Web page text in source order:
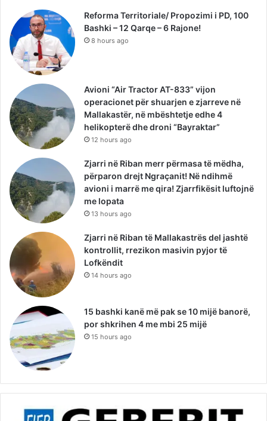
Reforma Territoriale/ Propozimi i PD, 100
Bashki – 12 Qarqe – 6 Rajone!
8 hours ago
Avioni “Air Tractor AT-833” vijon
operacionet për shuarjen e zjarreve në
Mallakastër, në mbështetje edhe 4
helikopterë dhe droni “Bayraktar”
12 hours ago
Zjarri në Riban merr përmasa të mëdha,
përparon drejt Ngraçanit! Në ndihmë
avioni i marrë me qira! Zjarrfikësit luftojnë
me lopata
13 hours ago
Zjarri në Riban të Mallakastrës del jashtë
kontrollit, rrezikon masivin pyjor të
Lofkëndit
14 hours ago
15 bashki kanë më pak se 10 mijë banorë,
por shkrihen 4 me mbi 25 mijë
15 hours ago